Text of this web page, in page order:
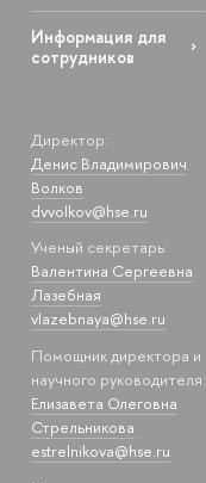
Информация для
сотрудников
Директор:
Денис Владимирович
Волков
dvvolkov@hse.ru
Ученый секретарь:
Валентина Сергеевна
Лазебная
vlazebnaya@hse.ru
Помощник директора и
научного руководителя:
Елизавета Олеговна
Стрельникова
estrelnikova@hse.ru